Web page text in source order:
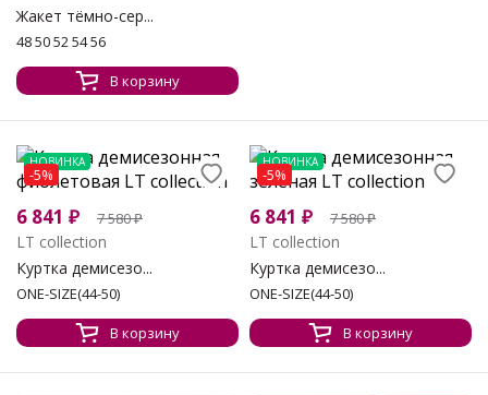
Жакет тёмно-сер...
48 50 52 54 56
В корзину
НОВИНКА
-5%
6 841 ₽ 7 580₽
LT collection
Куртка демисезо...
ONE-SIZE(44-50)
В корзину
НОВИНКА
-5%
6 841 ₽ 7 580₽
LT collection
Куртка демисезо...
ONE-SIZE(44-50)
В корзину